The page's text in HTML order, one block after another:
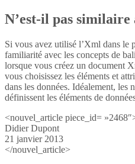
N’est-il pas
Si vous avez utilisé l’Xml dans le
familiarité avec les concepts de
lorsque vous créez un document
vous choisissez les éléments et
dans les données. Idéalement, les
définissent les éléments de
<nouvel_article piece_id=
Didier Dupont
21 janvier 2013
</nouvel_article>